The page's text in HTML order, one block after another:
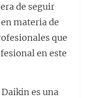
de seguir
materia de
que
en este
es una